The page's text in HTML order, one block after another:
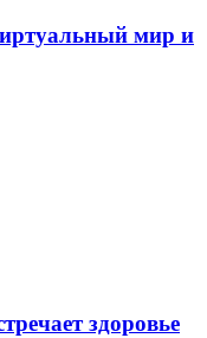
мир и
здоровье